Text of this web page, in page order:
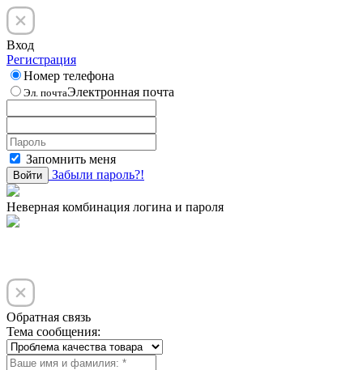
Вход
Регистрация
Номер телефона
Эл. почтаЭлектронная почта
Запомнить меня
Войти Забыли пароль?!
Неверная комбинация логина и пароля
Обратная связь
Тема сообщения: